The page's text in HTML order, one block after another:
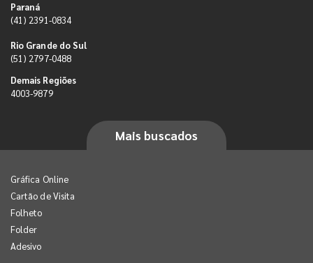
Paraná
(41) 2391-0834
Rio Grande do Sul
(51) 2797-0488
Demais Regiões
4003-9879
Mais buscados
Gráfica Online
Cartão de Visita
Folheto
Folder
Adesivo